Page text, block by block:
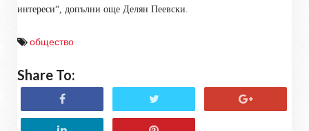
интереси“, допълни още Делян Пеевски.
общество
Share To: